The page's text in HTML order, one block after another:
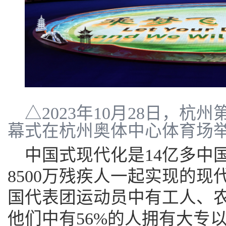
△2023年10月28日，杭州
幕式在杭州奥体中心体育场
中国式现代化是14亿多中
8500万残疾人一起实现的现
国代表团运动员中有工人、
他们中有56%的人拥有大专